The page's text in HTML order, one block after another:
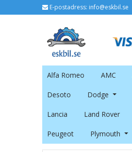
E-postadress: info@eskbil.se
Alfa Romeo AMC
Desoto Dodge
Lancia Land Rover
Peugeot Plymouth